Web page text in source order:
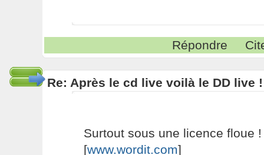
Répondre
Re: Après le cd live voilà le DD live !
Surtout sous une licence floue !
[www.wordit.com]